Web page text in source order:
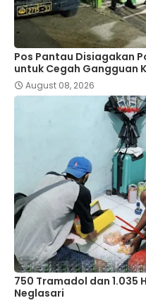
Pos Pantau Disiagakan
untuk Cegah Gangguan
August 08, 2026
750 Tramadol dan 1.035
Neglasari